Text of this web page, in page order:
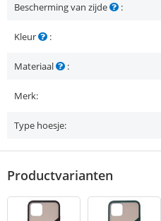
Bescherming van zijde :
Kleur :
Materiaal :
Merk:
Type hoesje:
Productvarianten